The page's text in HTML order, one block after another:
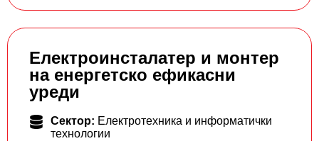
Електроинсталатер и монтер
на енергетско ефикасни
уреди
Сектор: Електротехника и информатички
технологии